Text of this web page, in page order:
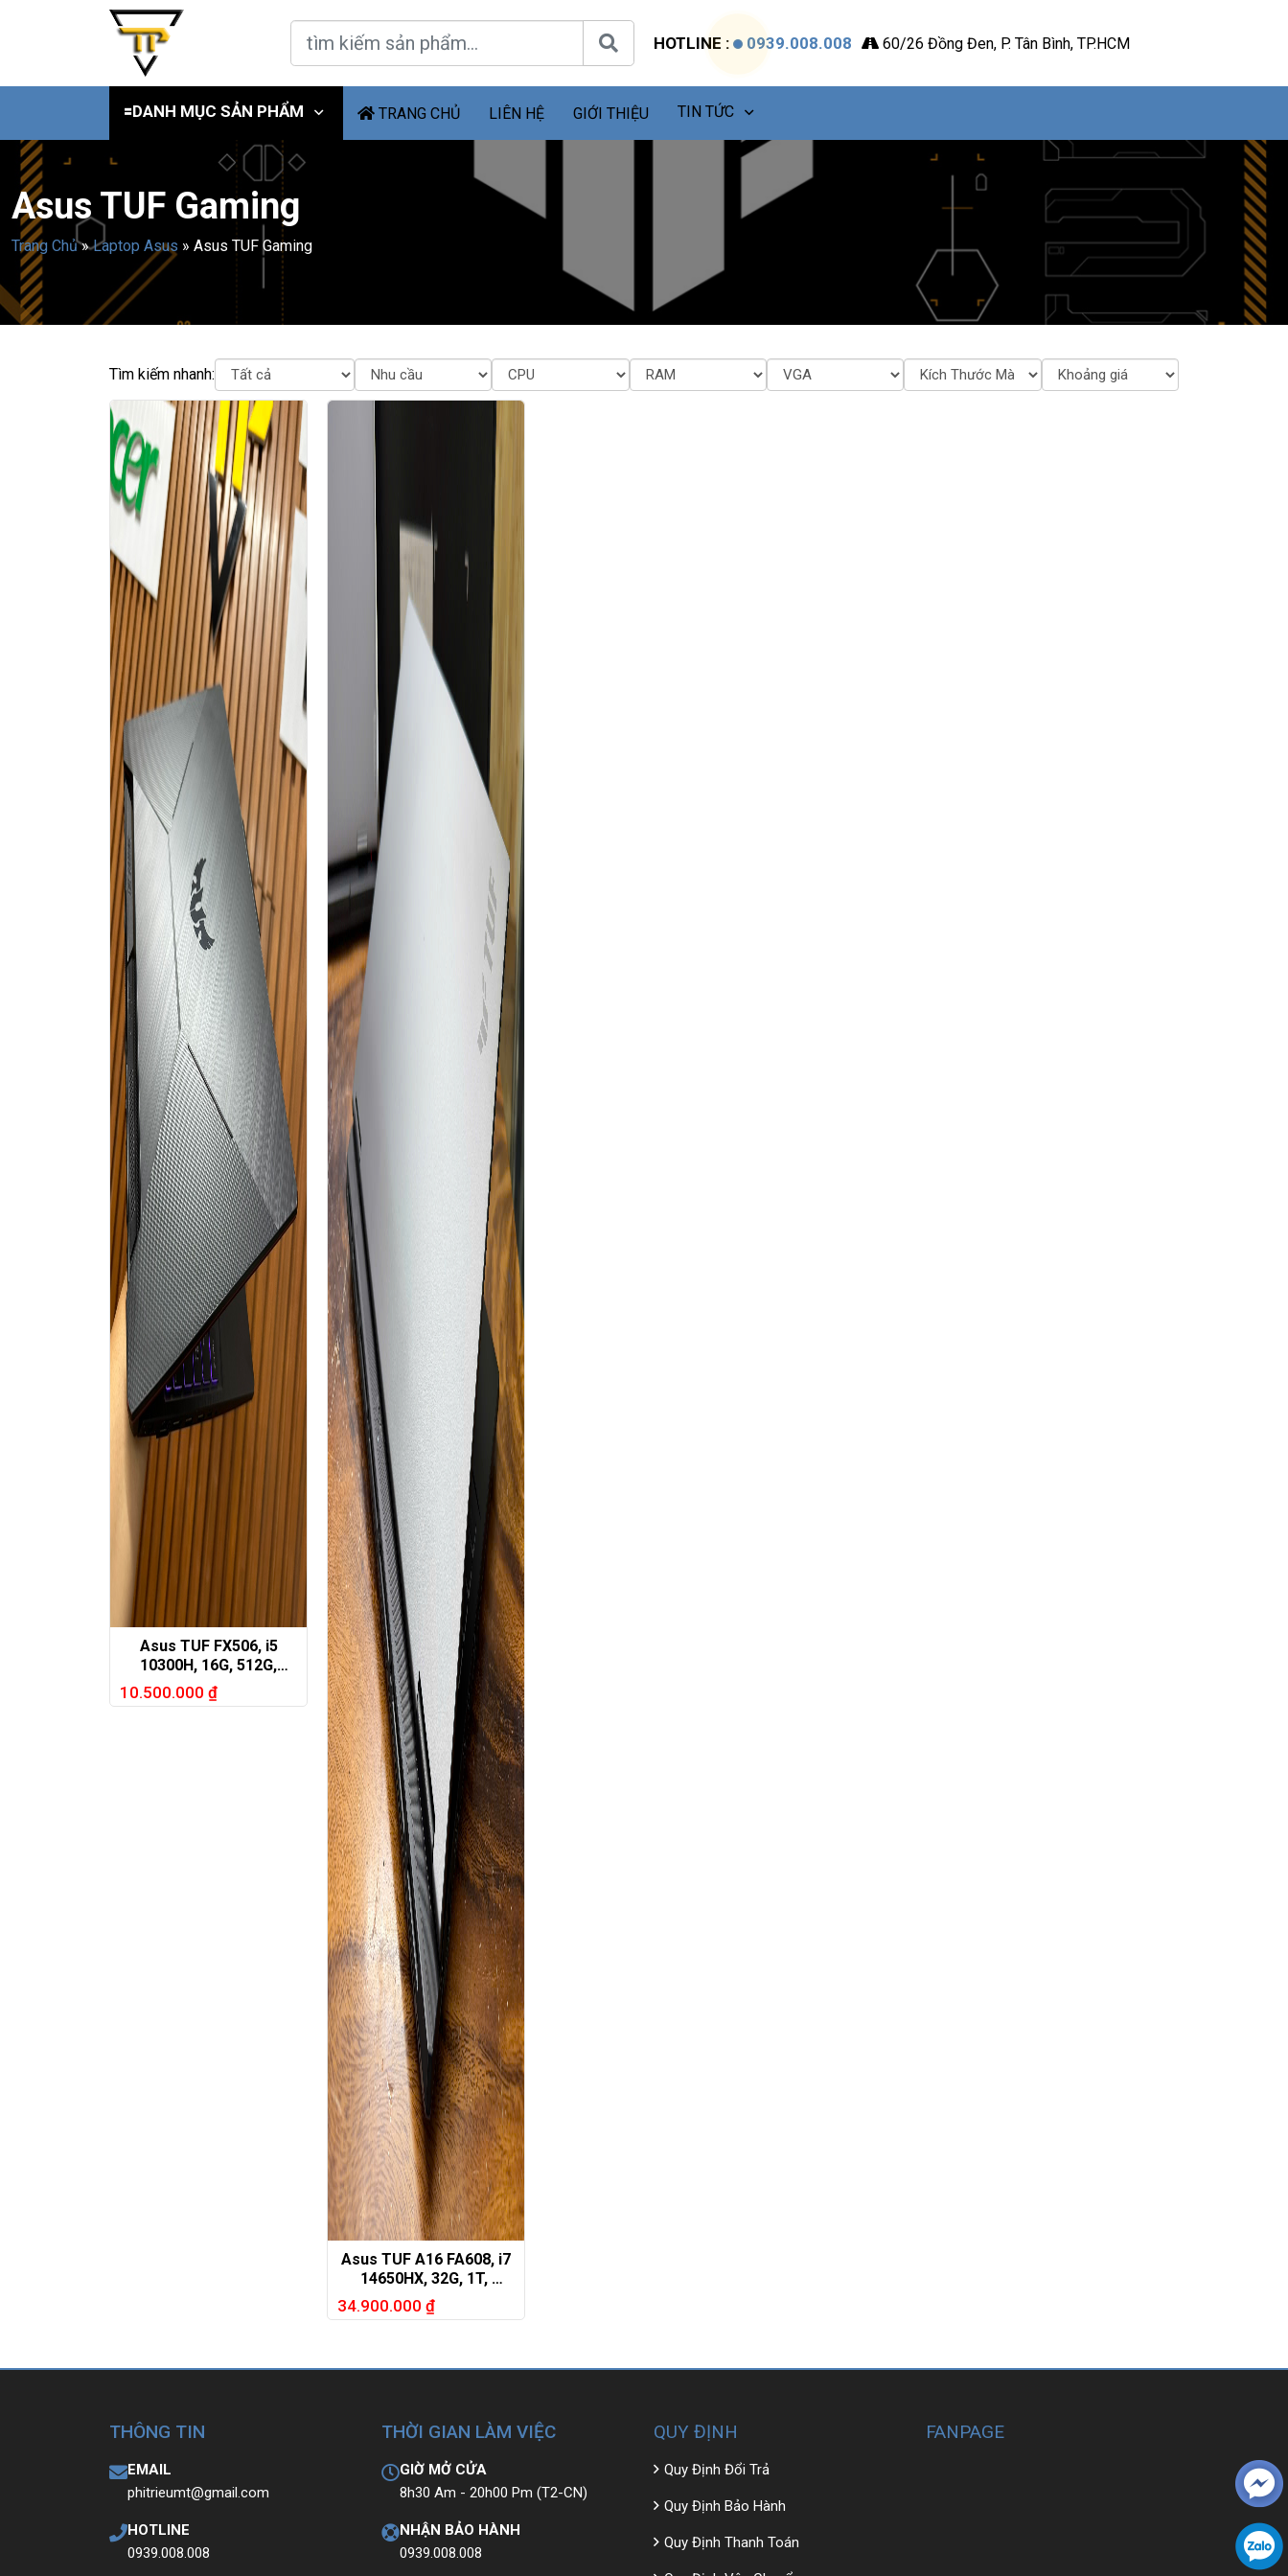
HOTLINE : 0939.008.008 60/26 Đồng Đen, P. Tân Bình, TP.HCM
🟰DANH MỤC SẢN PHẨM TRANG CHỦ LIÊN HỆ GIỚI THIỆU TIN TỨC
Asus TUF Gaming
Trang Chủ»Laptop Asus » Asus TUF Gaming
Tìm kiếm nhanh:
Asus TUF FX506, i5
10300H, 16G, 512G,
GTX1650, 15,6in FHD
144hz
10.500.000 ₫
Asus TUF A16 FA608, i7
14650HX, 32G, 1T,
RTX5060, 16in 165hz
34.900.000₫
THÔNG TIN
EMAIL
phitrieumt@gmail.com
HOTLINE
0939.008.008
THỜI GIAN LÀM VIỆC
GIỜ MỞ CỬA
8h30 Am - 20h00 Pm (T2-CN)
NHẬN BẢO HÀNH
0939.008.008
QUY ĐỊNH
Quy Định Đổi Trả
Quy Định Bảo Hành
Quy Định Thanh Toán
FANPAGE